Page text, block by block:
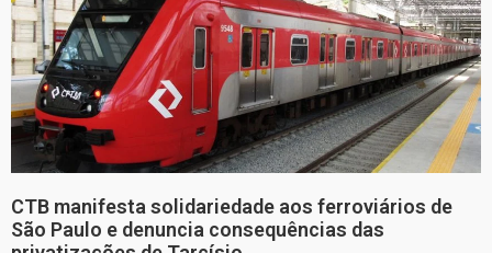
CTB manifesta solidariedade aos ferroviários de
São Paulo e denuncia consequências das